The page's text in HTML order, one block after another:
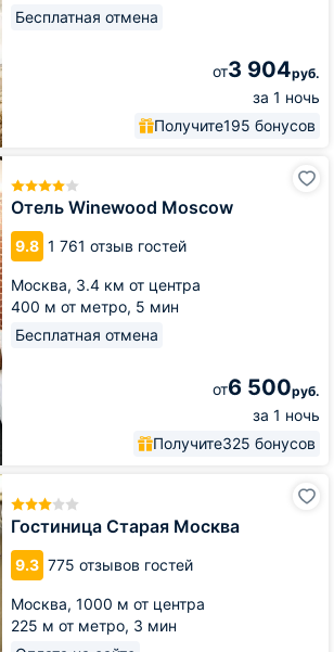
Бесплатная отмена
от3 904руб.
за 1 ночь
Получите195 бонусов
Отель Winewood Moscow
9.8 1 761 отзыв гостей
Москва, 3.4 км от центра
400 м от метро, 5 мин
Бесплатная отмена
от6 500руб.
за 1 ночь
Получите325 бонусов
Гостиница Старая Москва
9.3 775 отзывов гостей
Москва, 1000 м от центра
225 м от метро, 3 мин